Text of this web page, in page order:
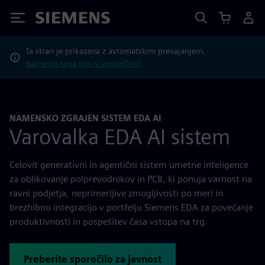
Siemens
Ta stran je prikazana z avtomatskim prevajanjem.
Namesto tega glej v angleščini?
NAMENSKO ZGRAJEN SISTEM EDA AI
Varovalka EDA AI sistem
Celovit generativni in agentični sistem umetne inteligence
za oblikovanje polprevodnikov in PCB, ki ponuja varnost na
ravni podjetja, neprimerljive zmogljivosti po meri in
brezhibno integracijo v portfelju Siemens EDA za povečanje
produktivnosti in pospešitev časa vstopa na trg.
Preberite sporočilo za javnost